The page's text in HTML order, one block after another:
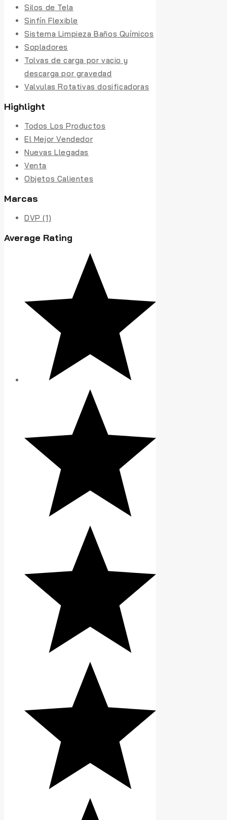
Silos de Tela
Sinfín Flexible
Sistema Limpieza Baños Químicos
Sopladores
Tolvas de carga por vacio y
descarga por gravedad
Valvulas Rotativas dosificadoras
Highlight
Todos Los Productos
El Mejor Vendedor
Nuevas Llegadas
Venta
Objetos Calientes
Marcas
DVP(1)
Average Rating